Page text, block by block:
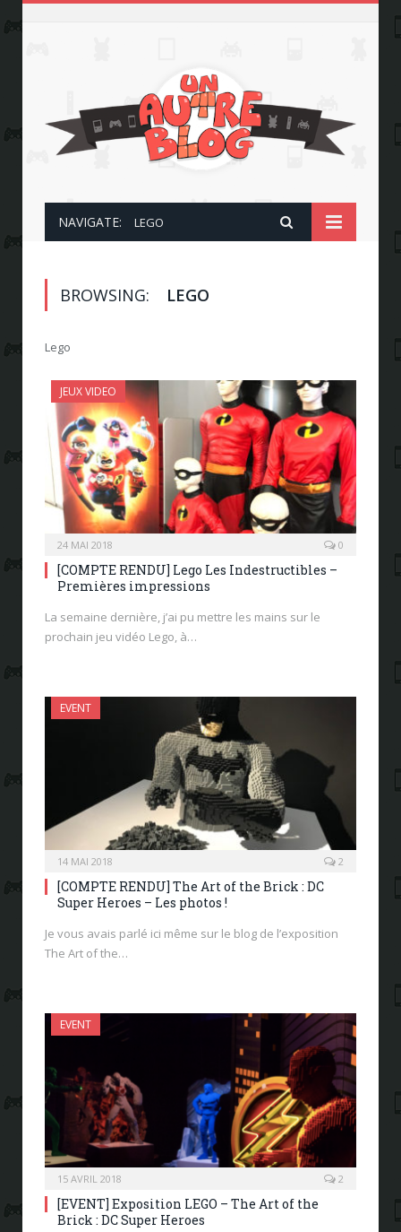
NAVIGATE: LEGO
BROWSING: LEGO
Lego
JEUX VIDEO
24 MAI 2018 0
[COMPTE RENDU] Lego Les Indestructibles –
Premières impressions
La semaine dernière, j’ai pu mettre les mains sur le
prochain jeu vidéo Lego, à…
EVENT
14 MAI 2018 2
[COMPTE RENDU] The Art of the Brick : DC
Super Heroes – Les photos !
Je vous avais parlé ici même sur le blog de l’exposition
The Art of the…
EVENT
15 AVRIL 2018 2
[EVENT] Exposition LEGO – The Art of the
Brick : DC Super Heroes